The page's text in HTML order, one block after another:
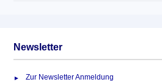
Newsletter
Zur Newsletter Anmeldung